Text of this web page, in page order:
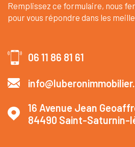
Remplissez ce formulaire, nous
pour vous répondre dans les
06 11 86 81 61
16 Avenue Jean
84490
Saint-